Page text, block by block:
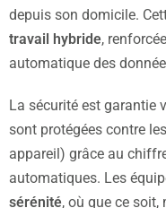
depuis son domicile.
travail hybride,
automatique des
La sécurité est garantie
sont protégées contre
appareil) grâce au
automatiques. Les
sérénité, où que ce